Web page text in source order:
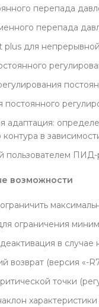
перепада
перепада
plus для
постоянного
адаптация:
контура в
пользователем ПИД-
возможности
ограничить
ограничения
в случае
возврат (версия «-
точки